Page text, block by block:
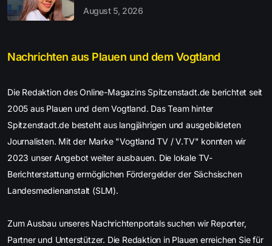
August 5, 2026
Nachrichten aus Plauen und dem Vogtland
Die Redaktion des Online-Magazins Spitzenstadt.de berichtet seit
2005 aus Plauen und dem Vogtland. Das Team hinter
Spitzenstadt.de besteht aus langjährigen und ausgebildeten
Journalisten. Mit der Marke "Vogtland TV / V.TV" konnten wir
2023 unser Angebot weiter ausbauen. Die lokale TV-
Berichterstattung ermöglichen Fördergelder der Sächsischen
Landesmedienanstalt (SLM).
Zum Ausbau unseres Nachrichtenportals suchen wir Reporter,
Partner und Unterstützer. Die Redaktion in Plauen erreichen Sie für